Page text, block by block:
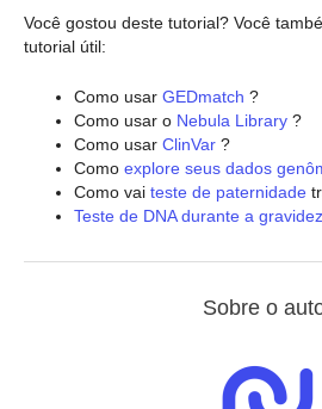
Você gostou deste tutorial? Você
tutorial útil:
Como usar GEDmatch ?
Como usar o Nebula Library ?
Como usar ClinVar ?
Como explore seus dados
Como vai teste de paternidade
Teste de DNA durante a
Sobre o